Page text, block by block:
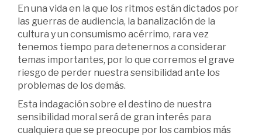
En una vida en la que los ritmos están dictados por
las guerras de audiencia, la banalización de la
cultura y un consumismo acérrimo, rara vez
tenemos tiempo para detenernos a considerar
temas importantes, por lo que corremos el grave
riesgo de perder nuestra sensibilidad ante los
problemas de los demás.
Esta indagación sobre el destino de nuestra
sensibilidad moral será de gran interés para
cualquiera que se preocupe por los cambios más